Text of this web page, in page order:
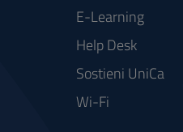
E-Learning
Help Desk
Sostieni UniCa
Wi-Fi